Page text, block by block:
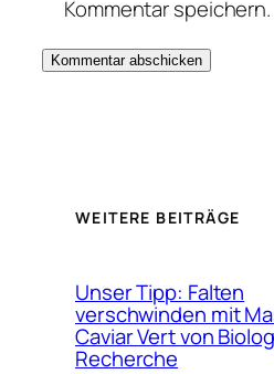
Kommentar speichern.
WEITERE BEITRÄGE
Unser Tipp: Falten
verschwinden mit
Caviar Vert von
Recherche